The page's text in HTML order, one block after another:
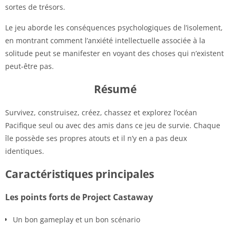
sortes de trésors.
Le jeu aborde les conséquences psychologiques de l’isolement,
en montrant comment l’anxiété intellectuelle associée à la
solitude peut se manifester en voyant des choses qui n’existent
peut-être pas.
Résumé
Survivez, construisez, créez, chassez et explorez l’océan
Pacifique seul ou avec des amis dans ce jeu de survie. Chaque
île possède ses propres atouts et il n’y en a pas deux
identiques.
Caractéristiques principales
Les points forts de Project Castaway
Un bon gameplay et un bon scénario